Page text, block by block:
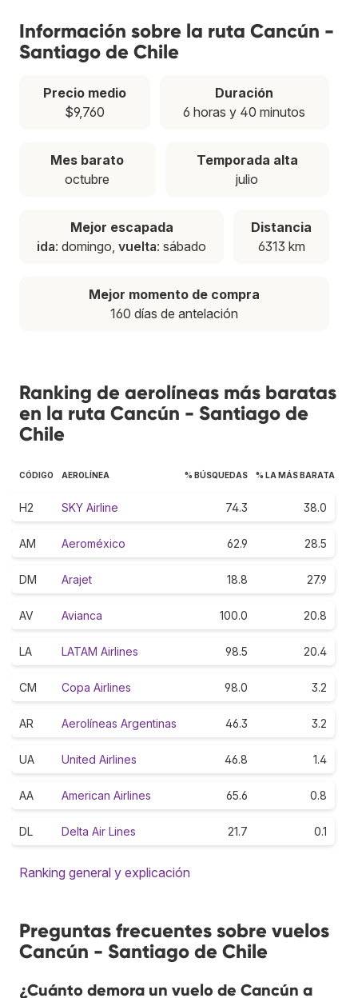
Información sobre la ruta Cancún -
Santiago de Chile
Precio medio
$9,760
Duración
6 horas y 40 minutos
Mes barato
octubre
Temporada alta
julio
Mejor escapada
ida: domingo, vuelta: sábado
Distancia
6313 km
Mejor momento de compra
160 días de antelación
Ranking de aerolíneas más baratas
en la ruta Cancún - Santiago de
Chile
CÓDIGO AEROLÍNEA % BÚSQUEDAS % LA MÁS BARATA
H2 SKY Airline 74.3 38.0
AM Aeroméxico 62.9 28.5
DM Arajet 18.8 27.9
AV Avianca 100.0 20.8
LA LATAM Airlines 98.5 20.4
CM Copa Airlines 98.0 3.2
AR Aerolíneas Argentinas 46.3 3.2
UA United Airlines 46.8 1.4
AA American Airlines 65.6 0.8
DL Delta Air Lines 21.7 0.1
Ranking general y explicación
Preguntas frecuentes sobre vuelos
Cancún - Santiago de Chile
¿Cuánto demora un vuelo de Cancún a